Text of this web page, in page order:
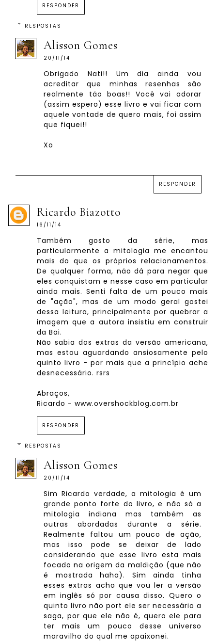
RESPONDER
RESPOSTAS
Alisson Gomes
20/11/14
Obrigado Nati!! Um dia ainda vou
acreditar que minhas resenhas são
realmente tão boas!! Você vai adorar
(assim espero) esse livro e vai ficar com
aquele vontade de quero mais, foi assim
que fiquei!!
Xo
RESPONDER
Ricardo Biazotto
16/11/14
Também gosto da série, mas
particularmente a mitologia me encantou
mais do que os próprios relacionamentos.
De qualquer forma, não dá para negar que
eles conquistam e nesse caso em particular
ainda mais. Senti falta de um pouco mais
de "ação", mas de um modo geral gostei
dessa leitura, principalmente por quebrar a
imagem que a autora insistiu em construir
da Bai.
Não sabia dos extras da versão americana,
mas estou aguardando ansiosamente pelo
quinto livro - por mais que a princípio ache
desnecessário. rsrs
Abraços,
Ricardo - www.overshockblog.com.br
RESPONDER
RESPOSTAS
Alisson Gomes
20/11/14
Sim Ricardo verdade, a mitologia é um
grande ponto forte do livro, e não só a
mitologia indiana mas também as
outras abordadas durante a série.
Realmente faltou um pouco de ação,
mas isso pode se deixar de lado
considerando que esse livro esta mais
focado na origem da maldição (que não
é mostrada haha). Sim ainda tinha
esses extras acho que vou ler a versão
em inglês só por causa disso. Quero o
quinto livro não port ele ser necessário a
saga, por que ele não é, quero ele para
ter mais um pouco desse universo
maravilho do qual me apaixonei.